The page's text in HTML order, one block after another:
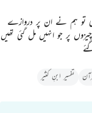
تو ہم نے ان پر دروازے
پر جو انہیں مل گئی تھیں
تفسیر ابنِ کثیر